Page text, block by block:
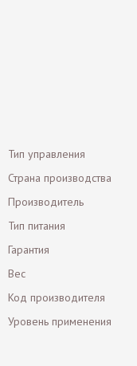
Тип управления
Страна производства
Производитель
Тип питания
Гарантия
Вес
Код производителя
Уровень применения